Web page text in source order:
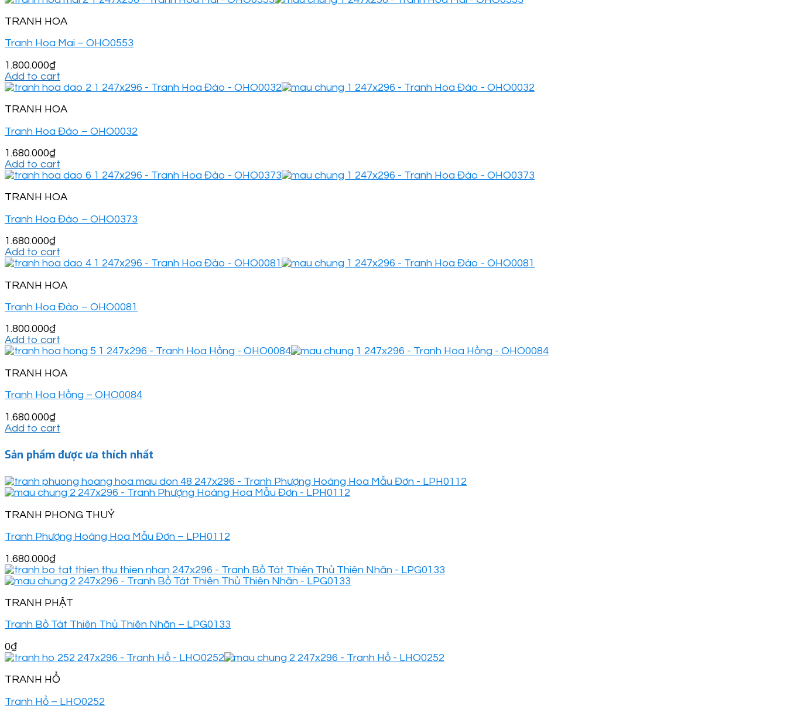
TRANH HOA
Tranh Hoa Mai – OHO0553
1.800.000₫
Add to cart
TRANH HOA
Tranh Hoa Đào – OHO0032
1.680.000₫
Add to cart
TRANH HOA
Tranh Hoa Đào – OHO0373
1.680.000₫
Add to cart
TRANH HOA
Tranh Hoa Đào – OHO0081
1.800.000₫
Add to cart
TRANH HOA
Tranh Hoa Hồng – OHO0084
1.680.000₫
Add to cart
Sản phẩm được ưa thích nhất
TRANH PHONG THUỶ
Tranh Phượng Hoàng Hoa Mẫu Đơn – LPH0112
1.680.000₫
TRANH PHẬT
Tranh Bồ Tát Thiên Thủ Thiên Nhãn – LPG0133
0₫
TRANH HỔ
Tranh Hổ – LHO0252